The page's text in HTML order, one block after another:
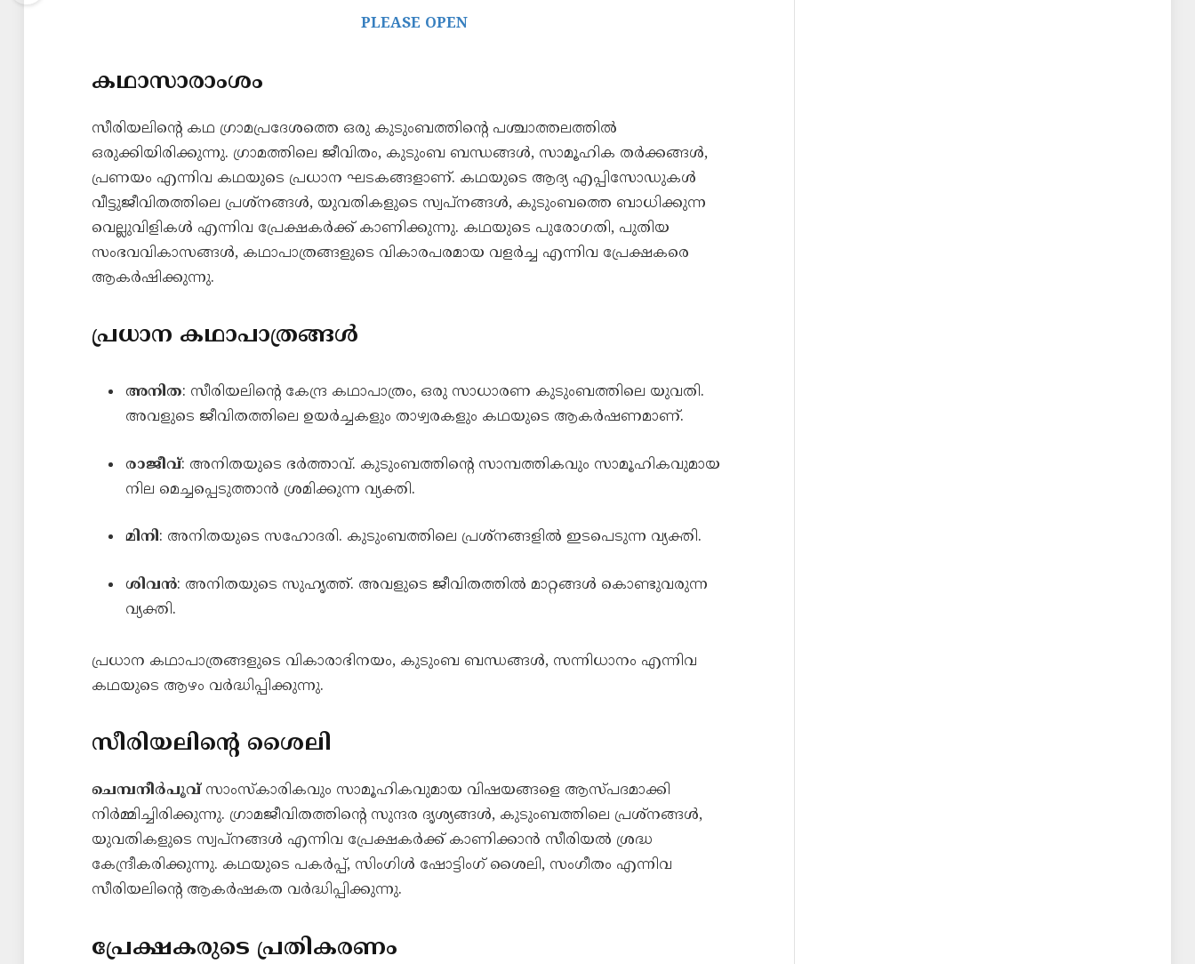
PLEASE OPEN
കഥാസാരാംശം
സീരിയലിന്റെ കഥ ഗ്രാമപ്രദേശത്തെ ഒരു കുടുംബത്തിന്റെ പശ്ചാത്തലത്തിൽ
ഒരുക്കിയിരിക്കുന്നു. ഗ്രാമത്തിലെ ജീവിതം, കുടുംബ ബന്ധങ്ങൾ, സാമൂഹിക തർക്കങ്ങൾ,
പ്രണയം എന്നിവ കഥയുടെ പ്രധാന ഘടകങ്ങളാണ്. കഥയുടെ ആദ്യ എപ്പിസോഡുകൾ
വീട്ടുജീവിതത്തിലെ പ്രശ്നങ്ങൾ, യുവതികളുടെ സ്വപ്നങ്ങൾ, കുടുംബത്തെ ബാധിക്കുന്ന
വെല്ലുവിളികൾ എന്നിവ പ്രേക്ഷകർക്ക് കാണിക്കുന്നു. കഥയുടെ പുരോഗതി, പുതിയ
സംഭവവികാസങ്ങൾ, കഥാപാത്രങ്ങളുടെ വികാരപരമായ വളർച്ച എന്നിവ പ്രേക്ഷകരെ
ആകർഷിക്കുന്നു.
പ്രധാന കഥാപാത്രങ്ങൾ
അനിത: സീരിയലിന്റെ കേന്ദ്ര കഥാപാത്രം, ഒരു സാധാരണ കുടുംബത്തിലെ യുവതി.
അവളുടെ ജീവിതത്തിലെ ഉയർച്ചകളും താഴ്വരകളും കഥയുടെ ആകർഷണമാണ്.
രാജീവ്: അനിതയുടെ ഭർത്താവ്. കുടുംബത്തിന്റെ സാമ്പത്തികവും സാമൂഹികവുമായ
നില മെച്ചപ്പെടുത്താൻ ശ്രമിക്കുന്ന വ്യക്തി.
മിനി: അനിതയുടെ സഹോദരി. കുടുംബത്തിലെ പ്രശ്നങ്ങളിൽ ഇടപെടുന്ന വ്യക്തി.
ശിവൻ: അനിതയുടെ സുഹൃത്ത്. അവളുടെ ജീവിതത്തിൽ മാറ്റങ്ങൾ കൊണ്ടുവരുന്ന
വ്യക്തി.
പ്രധാന കഥാപാത്രങ്ങളുടെ വികാരാഭിനയം, കുടുംബ ബന്ധങ്ങൾ, സന്നിധാനം എന്നിവ
കഥയുടെ ആഴം വർദ്ധിപ്പിക്കുന്നു.
സീരിയലിന്റെ ശൈലി
ചെമ്പനീർപൂവ്സാംസ്‌കാരികവും സാമൂഹികവുമായ വിഷയങ്ങളെ ആസ്പദമാക്കി
നിർമ്മിച്ചിരിക്കുന്നു. ഗ്രാമജീവിതത്തിന്റെ സുന്ദര ദൃശ്യങ്ങൾ, കുടുംബത്തിലെ പ്രശ്നങ്ങൾ,
യുവതികളുടെ സ്വപ്നങ്ങൾ എന്നിവ പ്രേക്ഷകർക്ക് കാണിക്കാൻ സീരിയൽ ശ്രദ്ധ
കേന്ദ്രീകരിക്കുന്നു. കഥയുടെ പകർപ്പ്, സിംഗിൾ ഷോട്ടിംഗ് ശൈലി, സംഗീതം എന്നിവ
സീരിയലിന്റെ ആകര്‍ഷകത വർദ്ധിപ്പിക്കുന്നു.
പ്രേക്ഷകരുടെ പ്രതികരണം